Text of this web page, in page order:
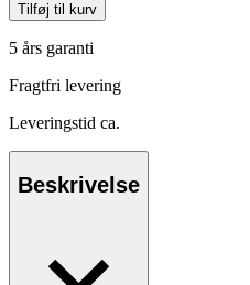
Tilføj til kurv
5 års garanti
Fragtfri levering
Leveringstid ca.
Beskrivelse